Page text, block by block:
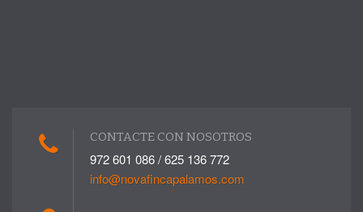
CONTACTE CON NOSOTROS
972 601 086 / 625 136 772
info@novafincapalamos.com